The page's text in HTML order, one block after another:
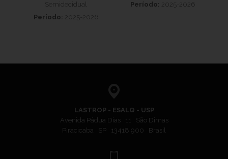
Semidecidual
Período: 2025-2026
Período: 2025-2026
LASTROP - ESALQ - USP
Avenida Pádua Dias 11 São Dimas
Piracicaba SP 13418 900 Brasil